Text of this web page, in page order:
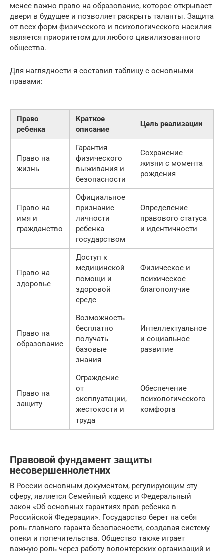
менее важно право на образование, которое открывает
двери в будущее и позволяет раскрыть таланты. Защита
от всех форм физического и психологического насилия
является приоритетом для любого цивилизованного
общества.
Для наглядности я составил таблицу с основными
правами:
Право
ребенка
Краткое
описание
Цель реализации
Право на
жизнь
Гарантия
физического
выживания и
безопасности
Сохранение
жизни с момента
рождения
Право на
имя и
гражданство
Официальное
признание
личности
ребенка
государством
Определение
правового статуса
и идентичности
Право на
здоровье
Доступ к
медицинской
помощи и
здоровой
среде
Физическое и
психическое
благополучие
Право на
образование
Возможность
бесплатно
получать
базовые
знания
Интеллектуальное
и социальное
развитие
Право на
защиту
Ограждение
от
эксплуатации,
жестокости и
труда
Обеспечение
психологического
комфорта
Правовой фундамент защиты
несовершеннолетних
В России основным документом, регулирующим эту
сферу, является Семейный кодекс и Федеральный
закон «Об основных гарантиях прав ребенка в
Российской Федерации». Государство берет на себя
роль главного гаранта безопасности, создавая систему
опеки и попечительства. Общество также играет
важную роль через работу волонтерских организаций и